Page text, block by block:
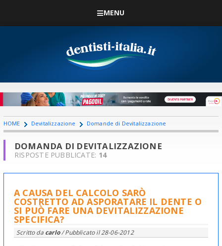
MENU
HOME Devitalizzazione Domande di Devitalizzazione
DOMANDA DI DEVITALIZZAZIONE
RISPOSTE PUBBLICATE: 14
A CAUSA DEL CALCOLO SARÒ
COSTRETTO AD ASPORATARE IL DENTE O
SI PUÒ FARE UNA DEVITALIZZAZIONE
SPECIFICA?
Scritto da carlo/ Pubblicato il28-06-2012